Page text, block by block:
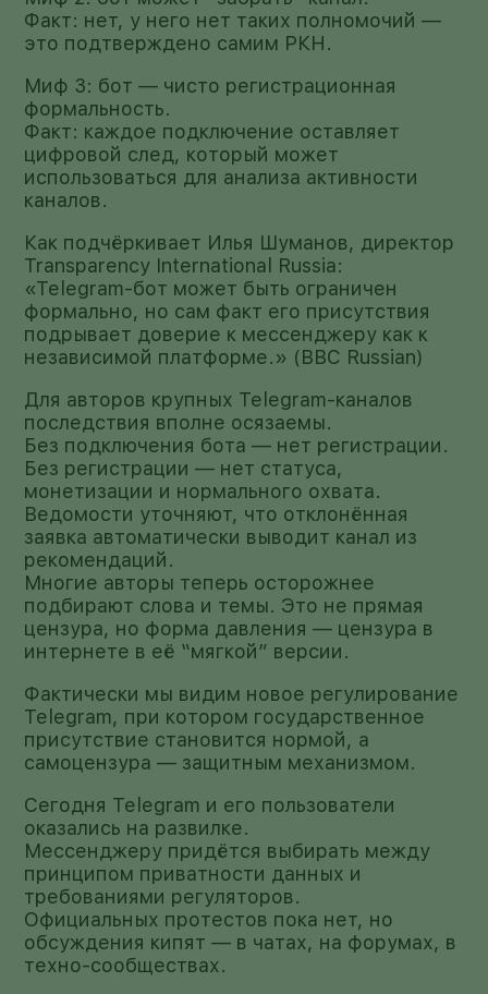
Факт: нет, у него нет таких полномочий —
это подтверждено самим РКН.
Миф 3: бот — чисто регистрационная
формальность.
Факт: каждое подключение оставляет
цифровой след, который может
использоваться для анализа активности
каналов.
Как подчёркивает Илья Шуманов, директор
Transparency International Russia:
«Telegram-бот может быть ограничен
формально, но сам факт его присутствия
подрывает доверие к мессенджеру как к
независимой платформе.» (BBC Russian)
Для авторов крупных Telegram-каналов
последствия вполне осязаемы.
Без подключения бота — нет регистрации.
Без регистрации — нет статуса,
монетизации и нормального охвата.
Ведомости уточняют, что отклонённая
заявка автоматически выводит канал из
рекомендаций.
Многие авторы теперь осторожнее
подбирают слова и темы. Это не прямая
цензура, но форма давления — цензура в
интернете в её “мягкой” версии.
Фактически мы видим новое регулирование
Telegram, при котором государственное
присутствие становится нормой, а
самоцензура — защитным механизмом.
Сегодня Telegram и его пользователи
оказались на развилке.
Мессенджеру придётся выбирать между
принципом приватности данных и
требованиями регуляторов.
Официальных протестов пока нет, но
обсуждения кипят — в чатах, на форумах, в
техно-сообществах.